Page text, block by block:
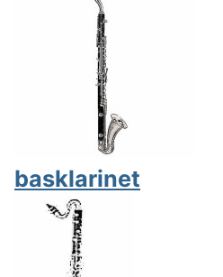
basklarinet